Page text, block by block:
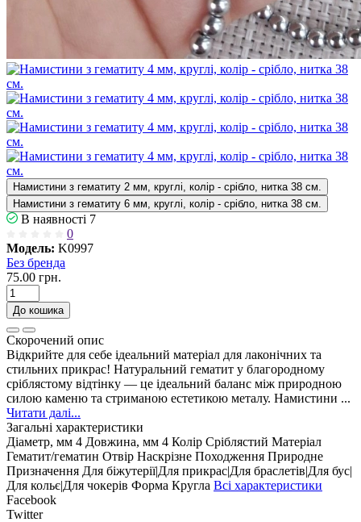
Намистини з гематиту 2 мм, круглі, колір - срібло, нитка 38 см.
Намистини з гематиту 6 мм, круглі, колір - срібло, нитка 38 см.
В наявності 7
0
Модель: K0997
Без бренда
75.00 грн.
До кошика
Скорочений опис
Відкрийте для себе ідеальний матеріал для лаконічних та
стильних прикрас! Натуральний гематит у благородному
сріблястому відтінку — це ідеальний баланс між природною
силою каменю та стриманою естетикою металу. Намистини ...
Читати далі...
Загальні характеристики
Діаметр, мм 4 Довжина, мм 4 Колір Сріблястий Матеріал
Гематит/гематин Отвір Наскрізне Походження Природне
Призначення Для біжутерії|Для прикрас|Для браслетів|Для бус|
Для кольє|Для чокерів Форма Кругла Всі характеристики
Facebook
Twitter